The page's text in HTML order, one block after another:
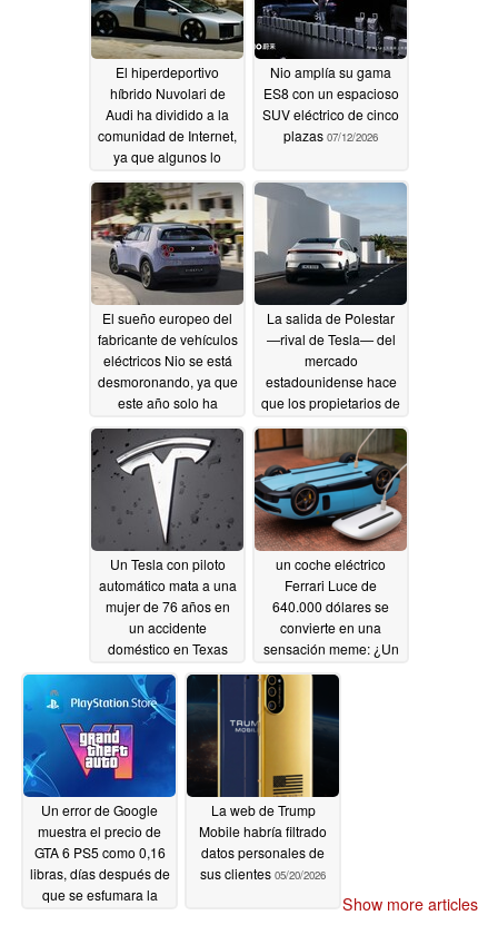
servicio07/14/2026
El hiperdeportivo
híbrido Nuvolari de
Audi ha dividido a la
comunidad de Internet,
ya que algunos lo
«Cybertruck
aplanado».07/13/2026
Nio amplía su gama
ES8 con un espacioso
SUV eléctrico de cinco
plazas 07/12/2026
El sueño europeo del
fabricante de vehículos
eléctricos Nio se está
desmoronando, ya que
este año solo ha
en toda Europa
07/12/2026
La salida de Polestar
—rival de Tesla— del
mercado
estadounidense hace
que los propietarios de
teman una caída en
picado del valor de
reventa y la falta de
asistencia a largo
plazo07/12/2026
Un Tesla con piloto
automático mata a una
mujer de 76 años en
un accidente
doméstico en Texas
06/22/2026
un coche eléctrico
Ferrari Luce de
640.000 dólares se
convierte en una
sensación meme: ¿Un
un ratón mágico?
05/27/2026
Un error de Google
muestra el precio de
GTA 6 PS5 como 0,16
libras, días después de
que se esfumara la
La web de Trump
Mobile habría filtrado
datos personales de
sus clientes 05/20/2026
Show more articles